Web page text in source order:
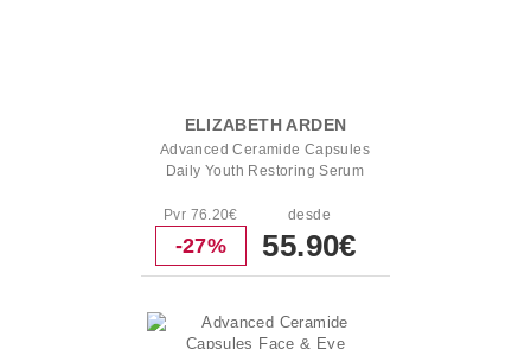
ELIZABETH ARDEN
Advanced Ceramide Capsules
Daily Youth Restoring Serum
Pvr 76.20€
-27%
desde
55.90€